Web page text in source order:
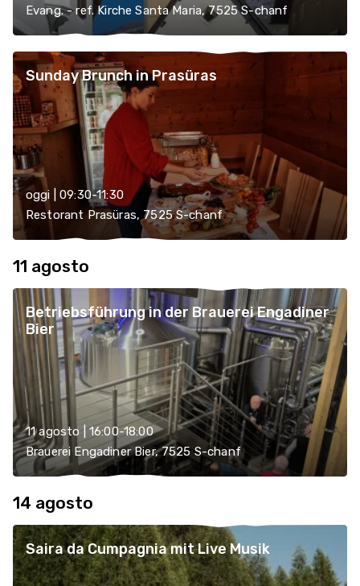
Evang. - ref. Kirche Santa Maria, 7525 S-chanf
Sunday Brunch in Prasüras
oggi | 09:30-11:30
Restorant Prasüras, 7525 S-chanf
11 agosto
Betriebsführung in der Brauerei Engadiner
Bier
11 agosto | 16:00-18:00
Brauerei Engadiner Bier, 7525 S-chanf
14 agosto
Saira da Cumpagnia mit Live Musik